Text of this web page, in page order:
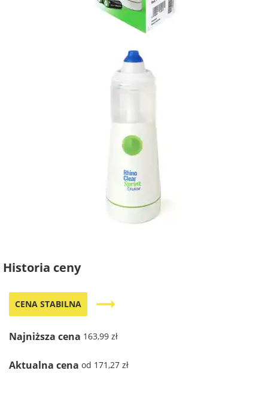
Historia ceny
CENA STABILNA trending_flat
Najniższa cena 163,99 zł
Aktualna cena od 171,27 zł